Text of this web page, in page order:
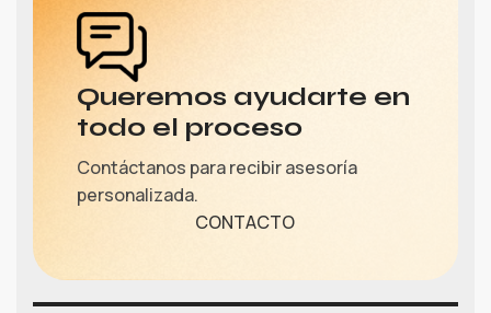
Queremos ayudarte en
todo el proceso
Contáctanos para recibir asesoría
personalizada.
CONTACTO